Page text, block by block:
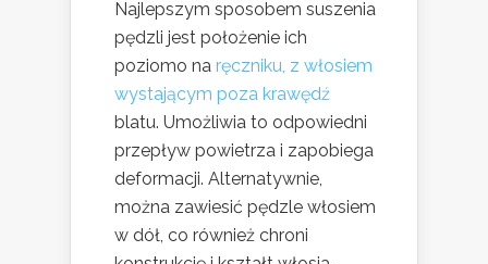
Najlepszym sposobem suszenia
pędzli jest położenie ich
poziomo na ręczniku, z włosiem
wystającym poza krawędź
blatu. Umożliwia to odpowiedni
przepływ powietrza i zapobiega
deformacji. Alternatywnie,
można zawiesić pędzle włosiem
w dół, co również chroni